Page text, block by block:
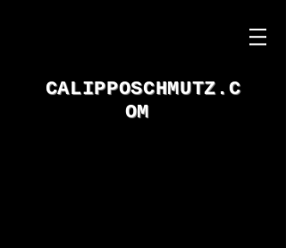
CALIPPOSCHMUTZ.C
OM